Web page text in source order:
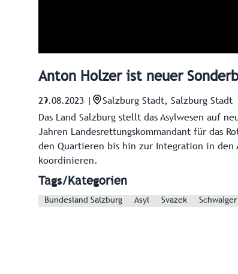
Anton Holzer ist neuer
29.08.2023
Salzburg Stadt, Salzburg Stadt
Das Land Salzburg stellt das Asylwesen auf
Jahren Landesrettungskommandant für das
den Quartieren bis hin zur Integration in den
koordinieren.
Tags/Kategorien
Bundesland Salzburg Asyl Svazek Schwaiger